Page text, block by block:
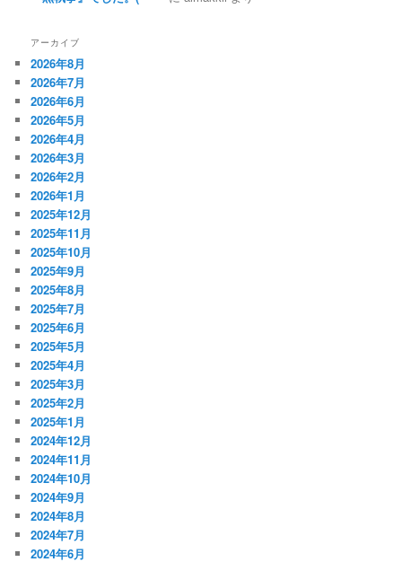
アーカイブ
2026年8月
2026年7月
2026年6月
2026年5月
2026年4月
2026年3月
2026年2月
2026年1月
2025年12月
2025年11月
2025年10月
2025年9月
2025年8月
2025年7月
2025年6月
2025年5月
2025年4月
2025年3月
2025年2月
2025年1月
2024年12月
2024年11月
2024年10月
2024年9月
2024年8月
2024年7月
2024年6月